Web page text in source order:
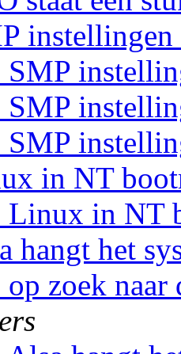
instellingen
in NT
in NT
hangt het
zoek